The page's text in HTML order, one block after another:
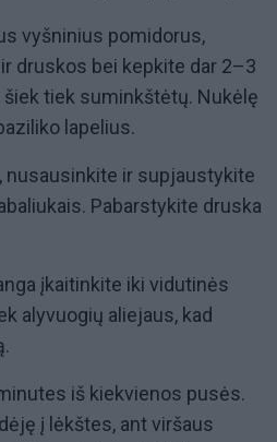
vyšninius pomidorus,
druskos bei kepkite dar 2–3
tiek suminkštėtų. Nukėlę
lapelius.
nusausinkite ir supjaustykite
Pabarstykite druska
įkaitinkite iki vidutinės
alyvuogių aliejaus, kad
iš kiekvienos pusės.
į lėkštes, ant viršaus